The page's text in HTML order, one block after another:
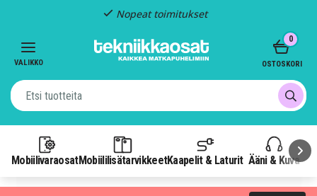
Nopeat toimitukset
VALIKKO
MobiilivaraosatMobiililisätarvikkeetKaapelit & Laturit Ääni & Kuva
0
OSTOSKORI